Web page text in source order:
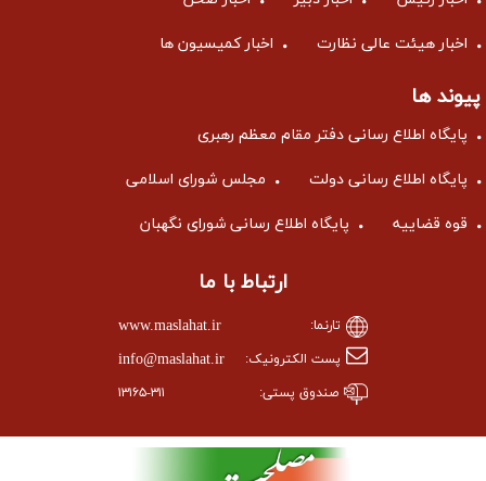
اخبار هیئت عالی نظارت اخبار کمیسیون ها
پیوند ها
پایگاه اطلاع رسانی دفتر مقام معظم رهبری
پایگاه اطلاع رسانی دولت مجلس شورای اسلامی
قوه قضاییه پایگاه اطلاع رسانی شورای نگهبان
ارتباط با ما
تارنما: www.maslahat.ir
پست الکترونیک: info@maslahat.ir
صندوق پستی: ۱۳۱۶۵-۳۱۱